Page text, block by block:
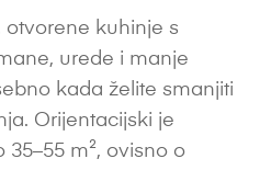
kuhinje s
urede i manje
kada želite smanjiti
Orijentacijski je
m², ovisno o